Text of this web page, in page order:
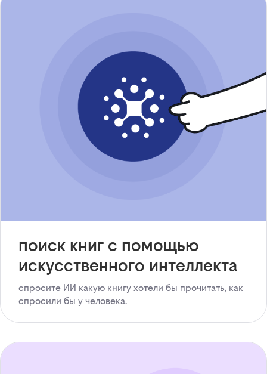
поиск книг с помощью
искусственного интеллекта
спросите ИИ какую книгу хотели бы прочитать, как
спросили бы у человека.